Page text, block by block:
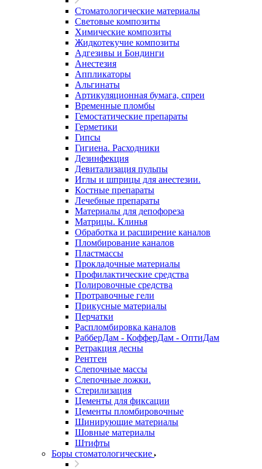
Стоматологические материалы
Световые композиты
Химические композиты
Жидкотекучие композиты
Адгезивы и Бондинги
Анестезия
Аппликаторы
Альгинаты
Артикуляционная бумага, спреи
Временные пломбы
Гемостатические препараты
Герметики
Гипсы
Гигиена. Расходники
Дезинфекция
Девитализация пульпы
Иглы и шприцы для анестезии.
Костные препараты
Лечебные препараты
Материалы для депофореза
Матрицы. Клинья
Обработка и расширение каналов
Пломбирование каналов
Пластмассы
Прокладочные материалы
Профилактические средства
Полировочные средства
Протравочные гели
Прикусные материалы
Перчатки
Распломбировка каналов
РабберДам - КофферДам - ОптиДам
Ретракция десны
Рентген
Слепочные массы
Слепочные ложки.
Стерилизация
Цементы для фиксации
Цементы пломбировочные
Шинирующие материалы
Шовные материалы
Штифты
Боры стоматологические